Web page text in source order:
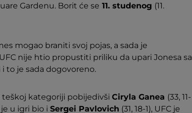
Gardenu. Borit će se 11. studenog (11.
mogao braniti svoj pojas, a sada je
nije htio propustiti priliku da upari Jonesa sa
to je sada dogovoreno.
teškoj kategoriji pobijedivši Ciryla Ganea (33, 11-
u igri bio i Sergei Pavlovich (31, 18-1), UFC je